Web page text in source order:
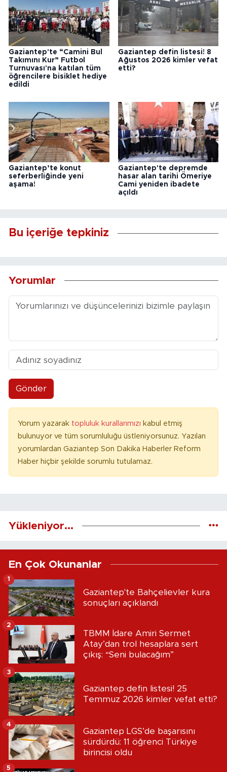
Gaziantep'te “Camini Bul
Takımını Kur” Futbol
Turnuvası'na katılan tüm
öğrencilere bisiklet hediye
edildi
Gaziantep defin listesi! 8
Ağustos 2026 kimler vefat
etti?
Gaziantep’te konut
seferberliğinde yeni
aşama!
Gaziantep'te depremde
hasar alan tarihi Ömeriye
Cami yeniden ibadete
açıldı
Bu içeriğe tepkiniz
Yorumlar
Gönder
Yorum yazarak topluluk kurallarımızı kabul etmiş
bulunuyor ve tüm sorumluluğu üstleniyorsunuz. Yazılan
yorumlardan Gaziantep Son Dakika Haberler Reform
Haber hiçbir şekilde sorumlu tutulamaz.
Yükleniyor...
En Çok Okunanlar
Gaziantep'te Bahçelievler kura
sonuçları açıklandı
1
TBMM İdare Amiri Sermet
Atay’dan trol hesaplara sert
çıkış: “Seni bulacağım”
2
Gaziantep defin listesi! 25
Temmuz 2026 kimler vefat etti?
3
Gaziantep LGS’de başarısını
sürdürdü: 11 öğrenci Türkiye
birincisi oldu
4
5